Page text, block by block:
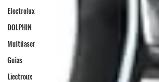
Electrolux
DOLPHIN
Multilaser
Guias
Liectroux